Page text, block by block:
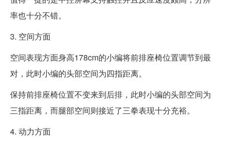
率也十分不错。
3. 空间方面
空间表现方面身高178cm的小编将前排座椅位置调节到最
对，此时小编的头部空间为四指距离。
保持前排座椅位置不变来到后排，此时小编的头部空间为
三指距离，而腿部空间则接近了三拳表现十分充裕。
4. 动力方面